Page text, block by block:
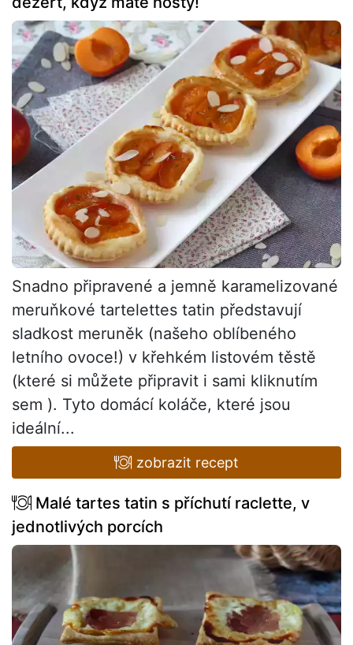
Snadno připravené a jemně karamelizované
meruňkové tartelettes tatin představují
sladkost meruněk (našeho oblíbeného
letního ovoce!) v křehkém listovém těstě
(které si můžete připravit i sami kliknutím
sem ). Tyto domácí koláče, které jsou
ideální...
zobrazit recept
Malé tartes tatin s příchutí raclette, v
jednotlivých porcích